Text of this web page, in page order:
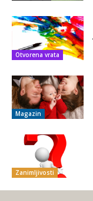
Otvorena vrata
Magazin
Zanimljivosti